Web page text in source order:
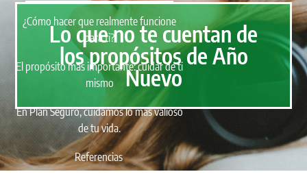
Lo que no te cuentan de
los propósitos de Año
Nuevo
¿Cómo hacer que realmente funcione
para ti?
El propósito más importante: cuidar de ti
mismo
En Plan Seguro, cuidamos lo más valioso
de tu vida.
Referencias